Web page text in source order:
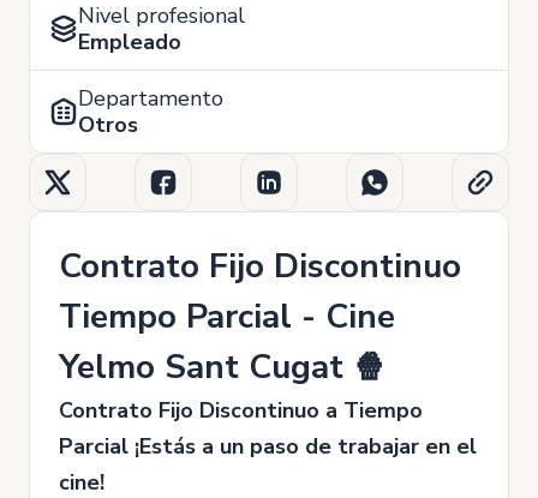
Nivel profesional
Empleado
Departamento
Otros
Contrato Fijo Discontinuo
Tiempo Parcial - Cine
Yelmo Sant Cugat 🍿
Contrato Fijo Discontinuo a Tiempo
Parcial ¡Estás a un paso de trabajar en el
cine!